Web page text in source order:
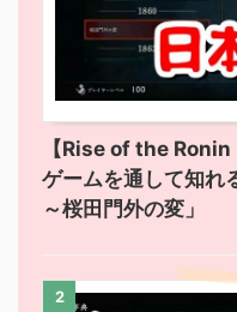
【Rise of the Ronin
ゲームを通して知れ
～桜田門外の変」
2